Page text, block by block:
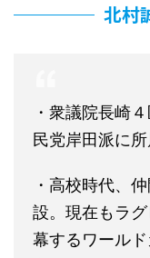
北村
・衆議院長崎
民党岸田派に
・高校時代、
設。現在もラ
幕するワール